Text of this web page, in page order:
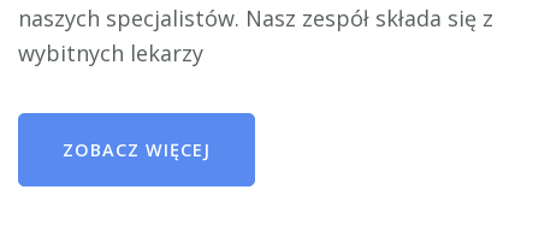
naszych specjalistów. Nasz zespół składa się z
wybitnych lekarzy
ZOBACZ WIĘCEJ